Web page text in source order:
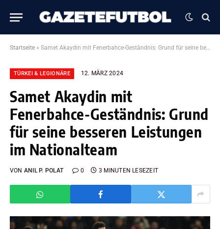
Startseite » Samet Akaydin mit Fenerbahce-Geständnis: Grund für seine besseren Leistungen im Nationalteam
TÜRKEI & LEGIONÄRE 12. MÄRZ 2024
Samet Akaydin mit
Fenerbahce-Geständnis: Grund
für seine besseren Leistungen
im Nationalteam
VON ANIL P. POLAT 0 3 MINUTEN LESEZEIT